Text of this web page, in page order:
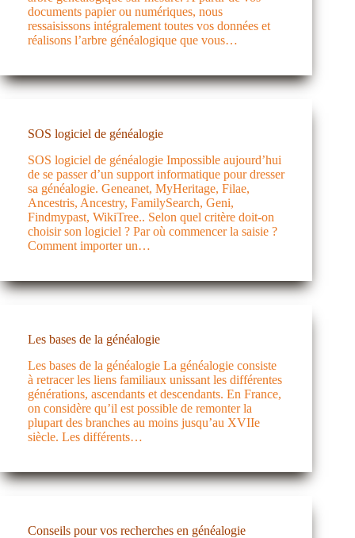
documents papier ou numériques, nous
ressaisissons intégralement toutes vos données et
réalisons l’arbre généalogique que vous…
SOS logiciel de généalogie
SOS logiciel de généalogie Impossible aujourd’hui
de se passer d’un support informatique pour dresser
sa généalogie. Geneanet, MyHeritage, Filae,
Ancestris, Ancestry, FamilySearch, Geni,
Findmypast, WikiTree.. Selon quel critère doit-on
choisir son logiciel ? Par où commencer la saisie ?
Comment importer un…
Les bases de la généalogie
Les bases de la généalogie La généalogie consiste
à retracer les liens familiaux unissant les différentes
générations, ascendants et descendants. En France,
on considère qu’il est possible de remonter la
plupart des branches au moins jusqu’au XVIIe
siècle. Les différents…
Conseils pour vos recherches en généalogie